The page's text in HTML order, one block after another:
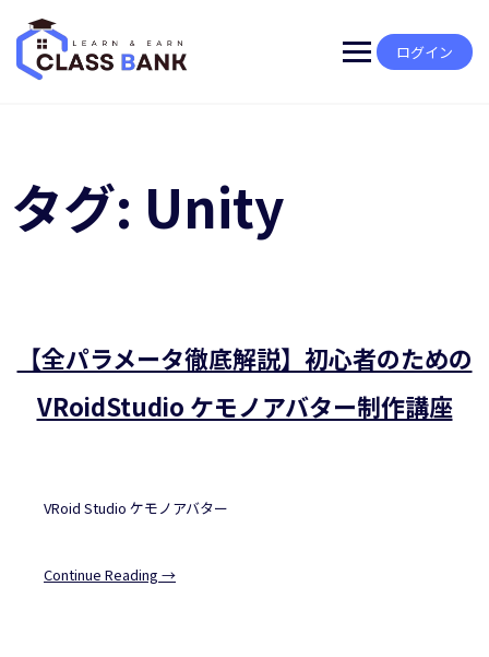
content
ログイン
タグ: Unity
【全パラメータ徹底解説】初心者のための
VRoidStudio ケモノアバター制作講座
VRoid Studio ケモノアバター
Continue Reading →